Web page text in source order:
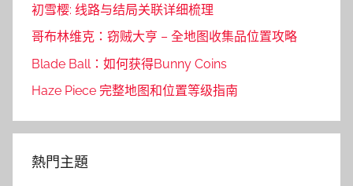
初雪樱: 线路与结局关联详细梳理
哥布林维克：窃贼大亨 – 全地图收集品位置攻略
Blade Ball：如何获得Bunny Coins
Haze Piece 完整地图和位置等级指南
熱門主題